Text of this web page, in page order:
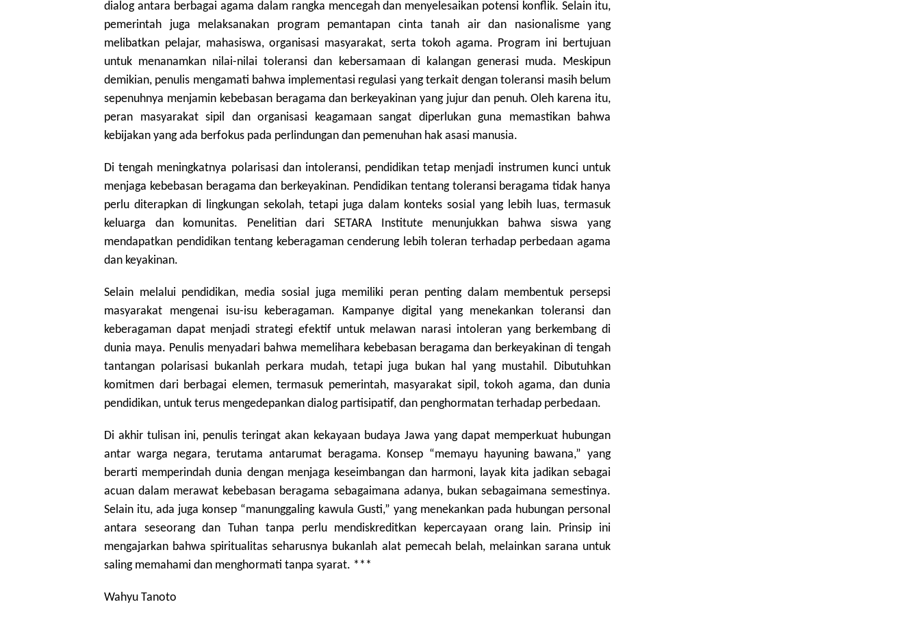
dialog antara berbagai agama dalam rangka mencegah dan menyelesaikan potensi konflik. Selain itu,
pemerintah juga melaksanakan program pemantapan cinta tanah air dan nasionalisme yang
melibatkan pelajar, mahasiswa, organisasi masyarakat, serta tokoh agama. Program ini bertujuan
untuk menanamkan nilai-nilai toleransi dan kebersamaan di kalangan generasi muda. Meskipun
demikian, penulis mengamati bahwa implementasi regulasi yang terkait dengan toleransi masih belum
sepenuhnya menjamin kebebasan beragama dan berkeyakinan yang jujur dan penuh. Oleh karena itu,
peran masyarakat sipil dan organisasi keagamaan sangat diperlukan guna memastikan bahwa
kebijakan yang ada berfokus pada perlindungan dan pemenuhan hak asasi manusia.
Di tengah meningkatnya polarisasi dan intoleransi, pendidikan tetap menjadi instrumen kunci untuk
menjaga kebebasan beragama dan berkeyakinan. Pendidikan tentang toleransi beragama tidak hanya
perlu diterapkan di lingkungan sekolah, tetapi juga dalam konteks sosial yang lebih luas, termasuk
keluarga dan komunitas. Penelitian dari SETARA Institute menunjukkan bahwa siswa yang
mendapatkan pendidikan tentang keberagaman cenderung lebih toleran terhadap perbedaan agama
dan keyakinan.
Selain melalui pendidikan, media sosial juga memiliki peran penting dalam membentuk persepsi
masyarakat mengenai isu-isu keberagaman. Kampanye digital yang menekankan toleransi dan
keberagaman dapat menjadi strategi efektif untuk melawan narasi intoleran yang berkembang di
dunia maya. Penulis menyadari bahwa memelihara kebebasan beragama dan berkeyakinan di tengah
tantangan polarisasi bukanlah perkara mudah, tetapi juga bukan hal yang mustahil. Dibutuhkan
komitmen dari berbagai elemen, termasuk pemerintah, masyarakat sipil, tokoh agama, dan dunia
pendidikan, untuk terus mengedepankan dialog partisipatif, dan penghormatan terhadap perbedaan.
Di akhir tulisan ini, penulis teringat akan kekayaan budaya Jawa yang dapat memperkuat hubungan
antar warga negara, terutama antarumat beragama. Konsep “memayu hayuning bawana,” yang
berarti memperindah dunia dengan menjaga keseimbangan dan harmoni, layak kita jadikan sebagai
acuan dalam merawat kebebasan beragama sebagaimana adanya, bukan sebagaimana semestinya.
Selain itu, ada juga konsep “manunggaling kawula Gusti,” yang menekankan pada hubungan personal
antara seseorang dan Tuhan tanpa perlu mendiskreditkan kepercayaan orang lain. Prinsip ini
mengajarkan bahwa spiritualitas seharusnya bukanlah alat pemecah belah, melainkan sarana untuk
saling memahami dan menghormati tanpa syarat. ***
Wahyu Tanoto